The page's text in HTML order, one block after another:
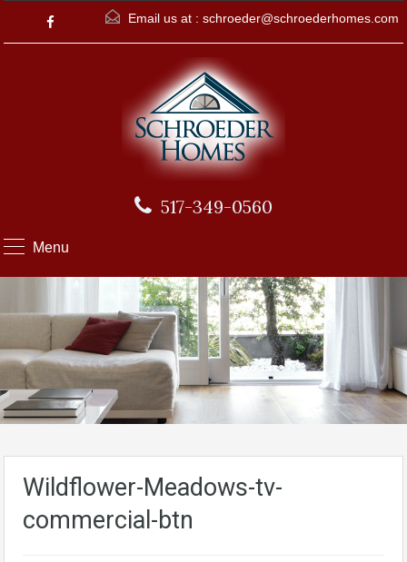
Email us at : schroeder@schroederhomes.com
517-349-0560
Menu
Wildflower-Meadows-tv-
commercial-btn